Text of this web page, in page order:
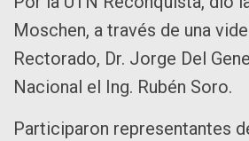
Moschen, a través de una
Rectorado, Dr. Jorge Del
Nacional el Ing. Rubén Soro.
Participaron representantes